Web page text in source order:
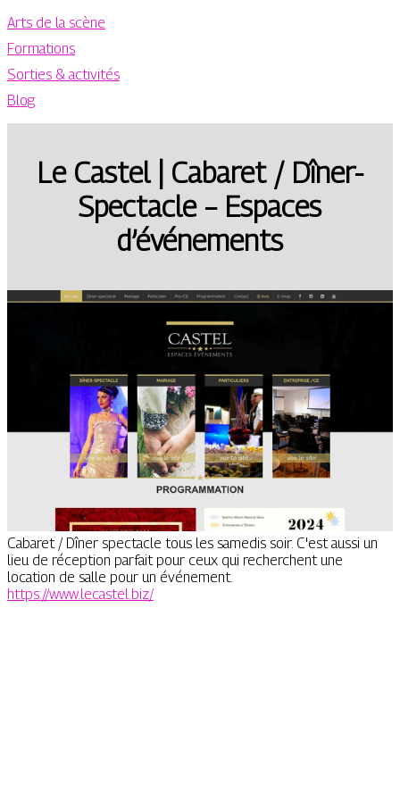
Arts de la scène
Formations
Sorties & activités
Blog
Le Castel | Cabaret / Dîner-
Spectacle – Espaces
d’événements
Cabaret / Dîner spectacle tous les samedis soir. C'est aussi un
lieu de réception parfait pour ceux qui recherchent une
location de salle pour un événement.
https://www.lecastel.biz/